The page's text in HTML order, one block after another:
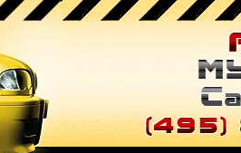
автоакустика -
системы от Clarion, Mystery, Kicker,